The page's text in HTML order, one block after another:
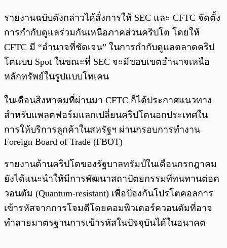
รายงานฉบับดังกล่าวได้สั่งการให้ SEC และ CFTC จัดตั้ง
การกำกับดูแลร่วมกันเหนือภาคส่วนคริปโต โดยให้
CFTC มี “อำนาจที่ชัดเจน” ในการกำกับดูแลตลาดคริป
โตแบบ Spot ในขณะที่ SEC จะมีขอบเขตอำนาจเหนือ
หลักทรัพย์ในรูปแบบโทเคน
ในเดือนสิงหาคมที่ผ่านมา CFTC ก็ได้ประกาศแนวทาง
สำหรับแพลตฟอร์มแลกเปลี่ยนคริปโตนอกประเทศใน
การให้บริการลูกค้าในสหรัฐฯ ผ่านกรอบการทำงาน
Foreign Board of Trade (FBOT)
รายงานด้านคริปโตของรัฐบาลทรัมป์ในเดือนกรกฎาคม
ยังได้แนะนำให้มีการพัฒนาสถาปัตยกรรมที่ทนทานต่อค
วอนตัม (Quantum-resistant) เพื่อป้องกันโปรโตคอลการ
เข้ารหัสจากการโจมตีโดยคอมพิวเตอร์ควอนตัมที่อาจ
ทำลายมาตรฐานการเข้ารหัสในปัจจุบันได้ในอนาคต